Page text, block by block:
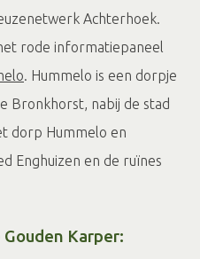
Achterhoek.
rode informatiepaneel
. Hummelo is een dorpje
Bronkhorst, nabij de stad
dorp Hummelo en
Enghuizen en de ruïnes
Karper: